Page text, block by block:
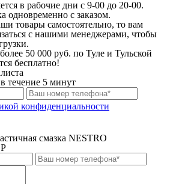
в рабочие дни с 9-00 до 20-00.
одновременно с заказом.
товары самостоятельно, то вам
с нашими менеджерами, чтобы
50 000 руб. по Туле и Тульской
бесплатно!
течение 5 минут
конфиденциальности
смазка NESTRO